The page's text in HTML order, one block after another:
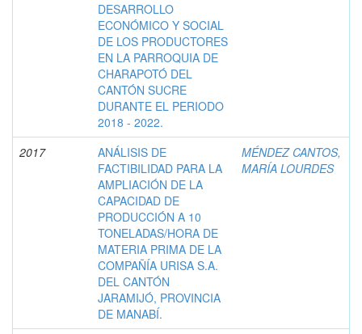
DESARROLLO
ECONÓMICO Y SOCIAL
DE LOS PRODUCTORES
EN LA PARROQUIA DE
CHARAPOTÓ DEL
CANTÓN SUCRE
DURANTE EL PERIODO
2018 - 2022.
2017
ANÁLISIS DE
FACTIBILIDAD PARA LA
AMPLIACIÓN DE LA
CAPACIDAD DE
PRODUCCIÓN A 10
TONELADAS/HORA DE
MATERIA PRIMA DE LA
COMPAÑÍA URISA S.A.
DEL CANTÓN
JARAMIJÓ, PROVINCIA
DE MANABÍ.
MÉNDEZ CANTOS,
MARÍA LOURDES